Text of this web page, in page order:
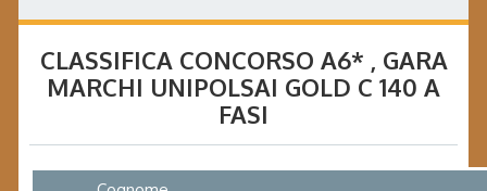
CLASSIFICA CONCORSO A6* , GARA
MARCHI UNIPOLSAI GOLD C 140 A
FASI